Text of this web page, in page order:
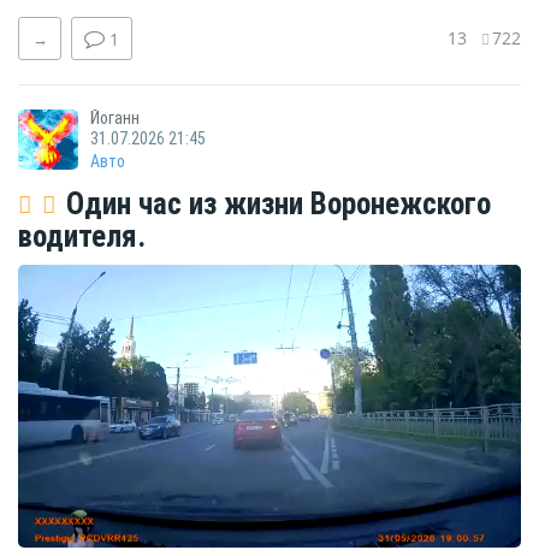
→ 1 13 722
Йоганн
31.07.2026 21:45
Авто
Один час из жизни Воронежского
водителя.